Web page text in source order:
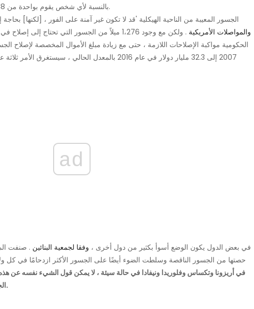
بالنسبة لأي شخص يقوم بواحدة من 188 مليون رحلة على مدى 56007 رحلة.
الجسور المعيبة من الناحية الهيكلية 'قد لا تكون غير آمنة على الفور ، [لكنها] بحاجة
والمواصلات الأمريكية
. ولكن مع وجود 1،276 ميلاً من الجسور التي تحتاج
2007 إلى 32.3 مليار دولار في عام 2016 بالمعدل الحالي ،
ad
في بعض الدول يكون الوضع أسوأ بكثير من دول أخرى ، وفقا لجمعية البنائين . صنفت
حصتها من الجسور الناقصة وسلطت الضوء أيضًا على الجسور الأكثر ازدحامًا في كل
الجسور المعيبة هيكليًا في الولايات المتحدة.